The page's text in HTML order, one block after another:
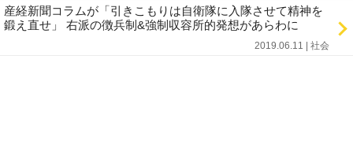
産経新聞コラムが「引きこもりは自衛隊に入隊させて精神を
鍛え直せ」 右派の徴兵制&強制収容所的発想があらわに
2019.06.11 | 社会